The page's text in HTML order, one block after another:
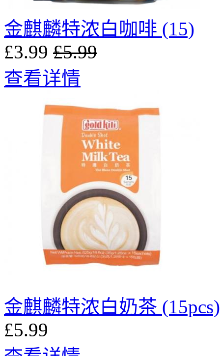
金麒麟特浓白咖啡 (15)
£3.99 £5.99
查看详情
金麒麟特浓白奶茶 (15pcs)
£5.99